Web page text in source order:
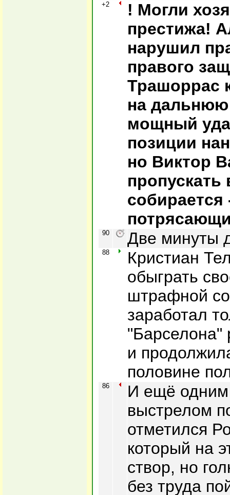
+2
! Могли
престижа!
нарушил
правого
Трашоррас
на дальнюю
мощный
позиции
но Виктор
пропускать
90 Две минуты
88
Кристиан
обыграть
штрафной
заработал
"Барселона"
и
половине
86
И ещё
выстрелом
отметился
который на
створ, но
без труда